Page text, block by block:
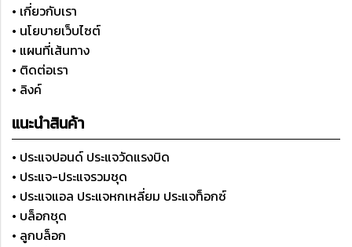
• เกี่ยวกับเรา
• นโยบายเว็บไซต์
• แผนที่เส้นทาง
• ติดต่อเรา
• ลิงค์
แนะนำสินค้า
• ประแจปอนด์ ประแจวัดแรงบิด
• ประแจ-ประแจรวมชุด
• ประแจแอล ประแจหกเหลี่ยม ประแจท็อกซ์
• บล็อกชุด
• ลูกบล็อก